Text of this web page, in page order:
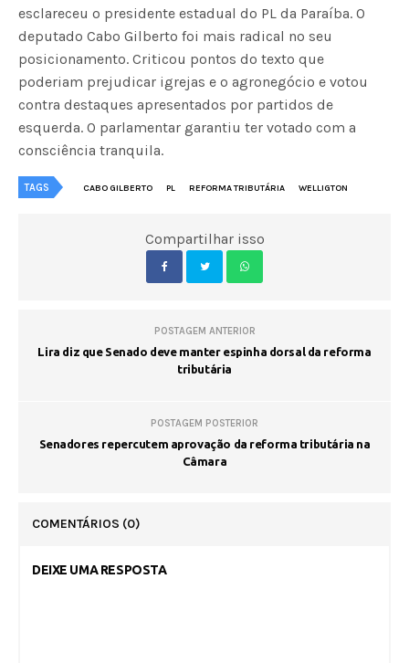
esclareceu o presidente estadual do PL da Paraíba. O
deputado Cabo Gilberto foi mais radical no seu
posicionamento. Criticou pontos do texto que
poderiam prejudicar igrejas e o agronegócio e votou
contra destaques apresentados por partidos de
esquerda. O parlamentar garantiu ter votado com a
consciência tranquila.
TAGS CABO GILBERTO PL REFORMA TRIBUTÁRIA WELLIGTON
Compartilhar isso
POSTAGEM ANTERIOR
Lira diz que Senado deve manter espinha dorsal da reforma
tributária
POSTAGEM POSTERIOR
Senadores repercutem aprovação da reforma tributária na
Câmara
COMENTÁRIOS (0)
DEIXE UMA RESPOSTA